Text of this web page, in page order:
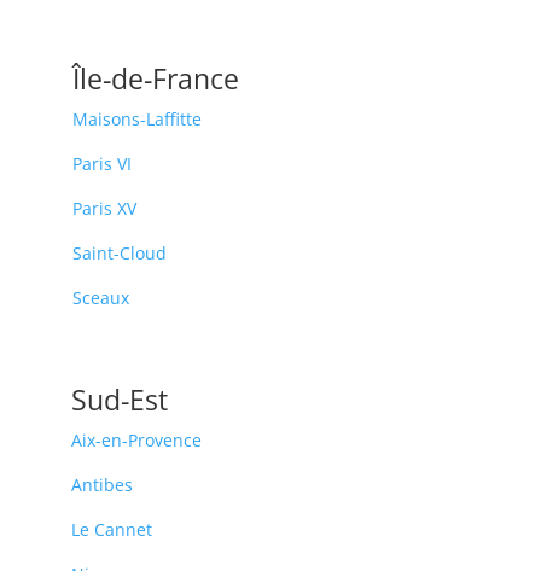
Île-de-France
Maisons-Laffitte
Paris VI
Paris XV
Saint-Cloud
Sceaux
Sud-Est
Aix-en-Provence
Antibes
Le Cannet